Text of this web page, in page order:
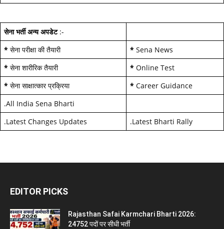
सेना भर्ती अन्य अपडेट:-
* सेना परीक्षा की तैयारी * Sena News
* सेना शारीरिक तैयारी * Online Test
* सेना साक्षात्कार प्रक्रिया * Career Guidance
.All India Sena Bharti
.Latest Changes Updates .Latest Bharti Rally
EDITOR PICKS
Rajasthan Safai Karmchari Bharti 2026:
24752 पदों पर सीधी भर्ती